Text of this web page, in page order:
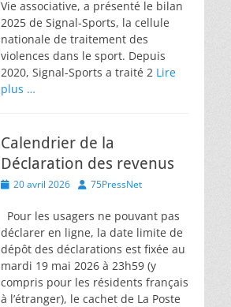
Vie associative, a présenté le bilan
2025 de Signal-Sports, la cellule
nationale de traitement des
violences dans le sport. Depuis
2020, Signal-Sports a traité 2 Lire
plus …
Calendrier de la
Déclaration des revenus
Posted
20 avril 2026 Author
75PressNet
Pour les usagers ne pouvant pas
déclarer en ligne, la date limite de
dépôt des déclarations est fixée au
mardi 19 mai 2026 à 23h59 (y
compris pour les résidents français
à l’étranger), le cachet de La Poste